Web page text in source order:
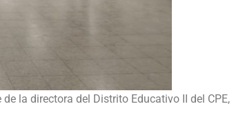
la directora del Distrito Educativo II del CPE,